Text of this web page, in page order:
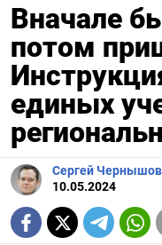
Вначале
потом
единых
Сергей Чернышов
10.05.2024